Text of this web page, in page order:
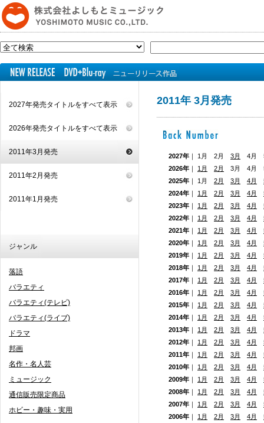
2027年発売タイトルをすべて表示
2026年発売タイトルをすべて表示
2011年3月発売
2011年2月発売
2011年1月発売
ジャンル
落語
バラエティ
バラエティ(テレビ)
バラエティ(ライブ)
ドラマ
邦画
名作・名人芸
ミュージック
通信販売限定商品
ホビー・趣味・実用
2011年 3月発売
2027年 ｜ 1月 2月 3月
4月
2026年 ｜ 1月 2月
3月 4月
2025年 ｜ 1月 2月 3月 4月
2024年 ｜ 1月 2月 3月 4月
2023年 ｜ 1月 2月 3月 4月
2022年 ｜ 1月 2月 3月 4月
2021年 ｜ 1月 2月 3月 4月
2020年 ｜ 1月 2月 3月 4月
2019年 ｜ 1月 2月 3月 4月
2018年 ｜ 1月 2月 3月 4月
2017年 ｜ 1月 2月 3月 4月
2016年 ｜ 1月 2月 3月 4月
2015年 ｜ 1月 2月 3月 4月
2014年 ｜ 1月 2月 3月 4月
2013年 ｜ 1月 2月 3月 4月
2012年 ｜ 1月 2月 3月 4月
2011年 ｜ 1月 2月 3月 4月
2010年 ｜ 1月 2月 3月 4月
2009年 ｜ 1月 2月 3月 4月
2008年 ｜ 1月 2月 3月 4月
2007年 ｜ 1月 2月 3月 4月
2006年 ｜ 1月 2月 3月 4月